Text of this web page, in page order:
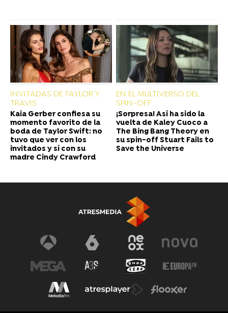
INVITADAS DE TAYLOR Y
TRAVIS
Kaia Gerber confiesa su
momento favorito de la
boda de Taylor Swift: no
tuvo que ver con los
invitados y sí con su
madre Cindy Crawford
EN EL MULTIVERSO DEL
SPIN-OFF
¡Sorpresa! Así ha sido la
vuelta de Kaley Cuoco a
The Bing Bang Theory en
su spin-off Stuart Fails to
Save the Universe